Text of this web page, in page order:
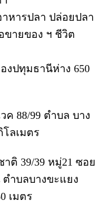
หารปลา ปล่อยปลา
ขายของ ฯ ชีวิต
งปทุมธานีห่าง 650
ค 88/99 ตำบล บาง
โลเมตร
ติ 39/39 หมู่21 ซอย
ำบลบางขะแยง
เมตร